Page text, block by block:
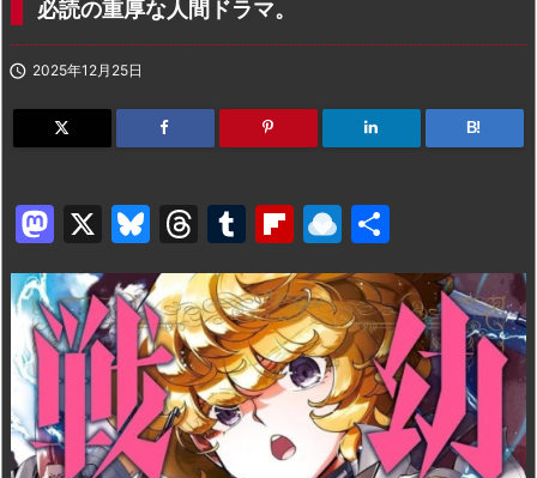
必読の重厚な人間ドラマ。
 2025年12月25日
B!
M
a
st
o
d
o
n
X
Bl
u
e
s
k
y
T
hr
e
a
d
s
T
u
m
bl
r
Fl
ip
b
o
ar
d
R
ai
n
dr
o
p.
io
有